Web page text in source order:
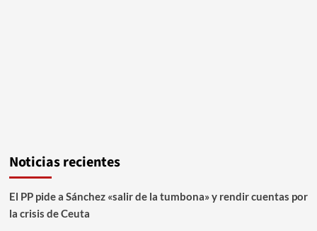
Noticias recientes
El PP pide a Sánchez «salir de la tumbona» y rendir cuentas por
la crisis de Ceuta